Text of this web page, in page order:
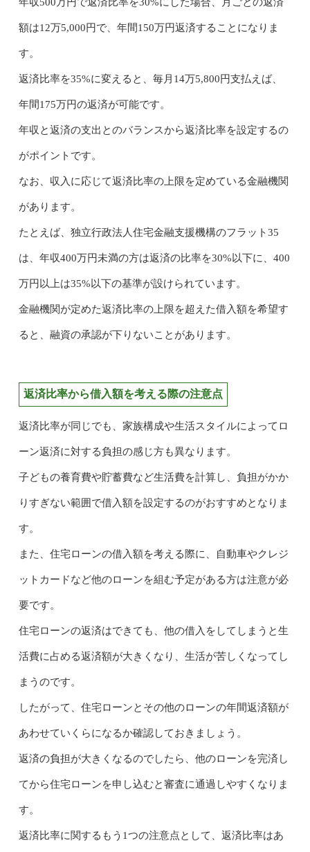
額は12万5,000円で、年間150万円返済することになりま
す。
返済比率を35%に変えると、毎月14万5,800円支払えば、
年間175万円の返済が可能です。
年収と返済の支出とのバランスから返済比率を設定するの
がポイントです。
なお、収入に応じて返済比率の上限を定めている金融機関
があります。
たとえば、独立行政法人住宅金融支援機構のフラット35
は、年収400万円未満の方は返済の比率を30%以下に、400
万円以上は35%以下の基準が設けられています。
金融機関が定めた返済比率の上限を超えた借入額を希望す
ると、融資の承認が下りないことがあります。
返済比率から借入額を考える際の注意点
返済比率が同じでも、家族構成や生活スタイルによってロ
ーン返済に対する負担の感じ方も異なります。
子どもの養育費や貯蓄費など生活費を計算し、負担がかか
りすぎない範囲で借入額を設定するのがおすすめとなりま
す。
また、住宅ローンの借入額を考える際に、自動車やクレジ
ットカードなど他のローンを組む予定がある方は注意が必
要です。
住宅ローンの返済はできても、他の借入をしてしまうと生
活費に占める返済額が大きくなり、生活が苦しくなってし
まうのです。
したがって、住宅ローンとその他のローンの年間返済額が
あわせていくらになるか確認しておきましょう。
返済の負担が大きくなるのでしたら、他のローンを完済し
てから住宅ローンを申し込むと審査に通過しやすくなりま
す。
返済比率に関するもう1つの注意点として、返済比率はあ